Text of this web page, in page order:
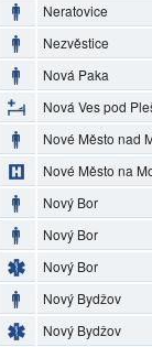
Neratovice
Nezvěstice
Nová Paka
Nová Ves pod
Nové Město nad
Nové Město na
Nový Bor
Nový Bor
Nový Bor
Nový Bydžov
Nový Bydžov